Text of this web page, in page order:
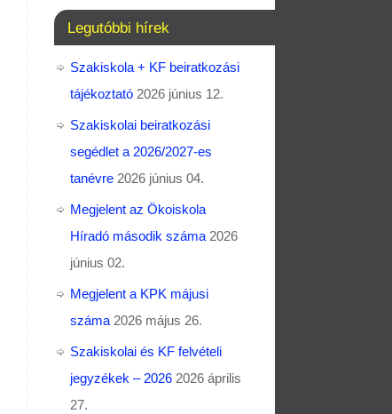
Legutóbbi hírek
Szakiskola + KF beiratkozási
tájékoztató 2026 június 12.
Szakiskolai beiratkozási
segédlet a 2026/2027-es
tanévre 2026 június 04.
Megjelent az Ökoiskola
Híradó második száma 2026
június 02.
Megjelent a KPK májusi
száma 2026 május 26.
Szakiskolai és KF felvételi
jegyzékek – 2026 2026 április
27.